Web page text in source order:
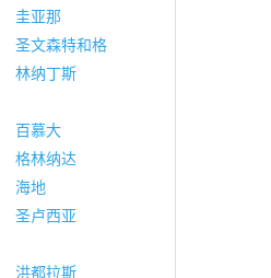
圭亚那
圣文森特和格
林纳丁斯
百慕大
格林纳达
海地
圣卢西亚
洪都拉斯